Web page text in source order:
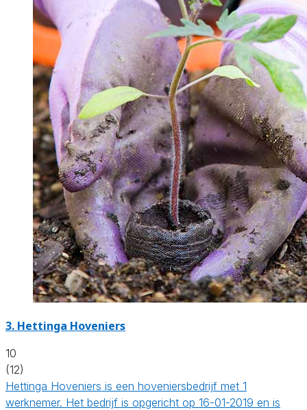
3. Hettinga Hoveniers
10
(12)
Hettinga Hoveniers is een hoveniersbedrijf met 1
werknemer. Het bedrijf is opgericht op 16-01-2019 en is